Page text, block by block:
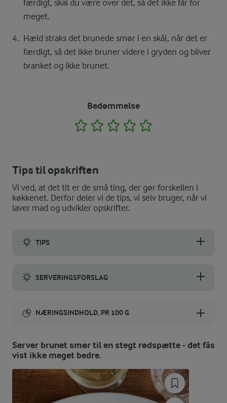
færdigt, skal du være over det, så det ikke får for
meget.
Hæld straks det brunede smør i en skål, når det er
færdigt, så det ikke bruner videre i gryden og bliver
branket og ikke brunet.
Bedømmelse
1 2 3 4
Tips til opskriften
Vi ved, at det tit er de små ting, der gør forskellen i
køkkenet. Derfor deler vi de tips, vi selv bruger, når vi
laver mad og udvikler opskrifter.
TIPS
SERVERINGSFORSLAG
NÆRINGSINDHOLD, PR 100 G
3030 kJ / 724 kcal
Energifordeling
Server brunet smør til en stegt rødspætte - det fås
vist ikke meget bedre.